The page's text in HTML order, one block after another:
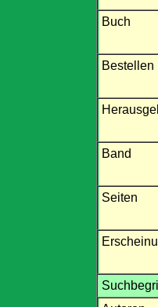
Buch
Bestellen
Band
Seiten